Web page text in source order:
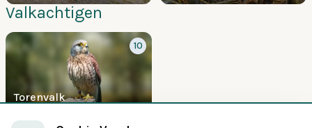
Valkachtigen
Torenvalk
10
Suleachtigen